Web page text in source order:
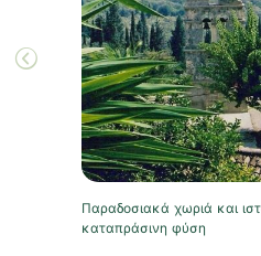
Παραδοσιακά χωριά και
καταπράσινη φύση